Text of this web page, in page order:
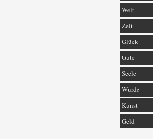
Welt
Zeit
Glück
Güte
Seele
Würde
Kunst
Geld